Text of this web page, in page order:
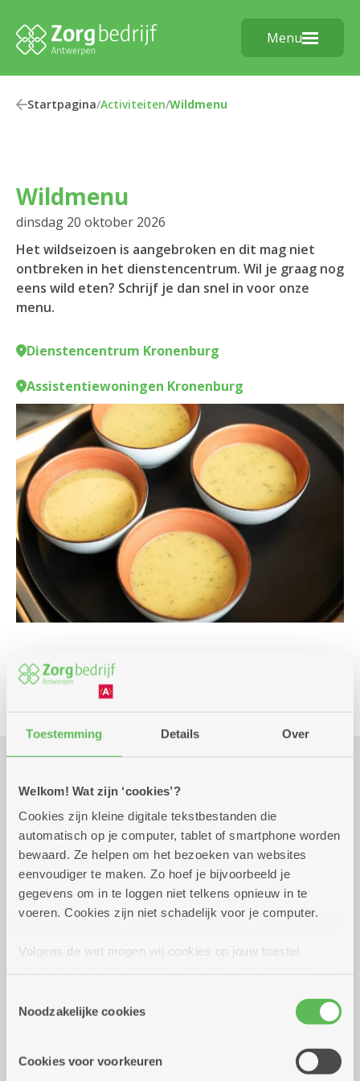
Toestemming Details Over
Welkom! Wat zijn ‘cookies’?
Cookies zijn kleine digitale tekstbestanden die
automatisch op je computer, tablet of smartphone worden
bewaard. Ze helpen om het bezoeken van websites
eenvoudiger te maken. Zo hoef je bijvoorbeeld je
gegevens om in te loggen niet telkens opnieuw in te
voeren. Cookies zijn niet schadelijk voor je computer.
Volgens de wet mogen wij cookies op jouw toestel
cookies hebben we jouw toestemming nodig. Sommige
cookies worden geplaatst door derde partijen die een
informatie over jouw (geanonimiseerd) gebruik van onze
Noodzakelijke cookies
Cookies voor voorkeuren
Menu
Startpagina/Activiteiten/Wildmenu
Wildmenu
dinsdag 20 oktober 2026
Het wildseizoen is aangebroken en dit mag niet
ontbreken in het dienstencentrum. Wil je graag nog
eens wild eten? Schrijf je dan snel in voor onze
menu.
Dienstencentrum Kronenburg
Assistentiewoningen Kronenburg
Culinair
Praktisch
dinsdag 20 oktober 202612.00 uur tot 13.00 uur
Prijs van een 3 gangenmenu
Reserveer vervoer
Dienstencentrum Kronenburg
2100 Deurne
2100 Deurne